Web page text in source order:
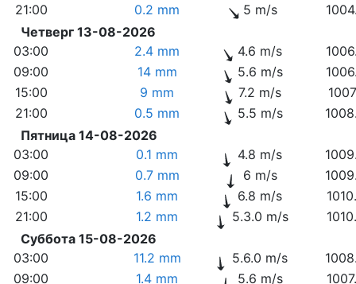
21:00
0.2 mm 5 m/s
Четверг 13-08-2026
03:00
2.4 mm 4.6 m/s
09:00
14 mm 5.6 m/s
15:00
9 mm 7.2 m/s
21:00
0.5 mm 5.5 m/s
Пятница 14-08-2026
03:00
0.1 mm 4.8 m/s
09:00
0.7 mm 6 m/s
15:00
1.6 mm 6.8 m/s
21:00
1.2 mm 5.3.0 m/s
Суббота 15-08-2026
03:00
11.2 mm 5.6.0 m/s
09:00
1.4 mm 5.6 m/s